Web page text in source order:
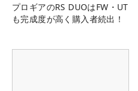
プロギアのRS DUOはFW・UT
も完成度が高く購入者続出！